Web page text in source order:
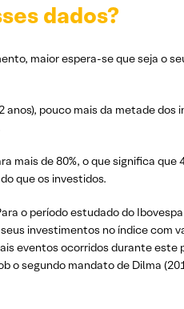
dados?
maior espera-se que seja o
pouco mais da metade
mais de 80%, o que significa
que os investidos.
o período estudado do
investimentos no índice com
eventos ocorridos durante
o segundo mandato de Dilma